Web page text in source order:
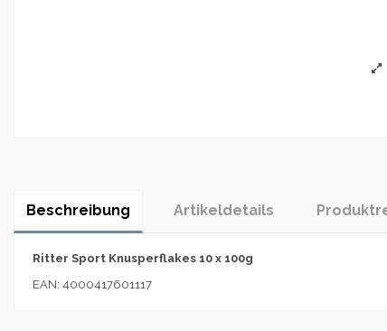
Beschreibung Artikeldetails
Ritter Sport Knusperflakes 10 x 100g
EAN: 4000417601117